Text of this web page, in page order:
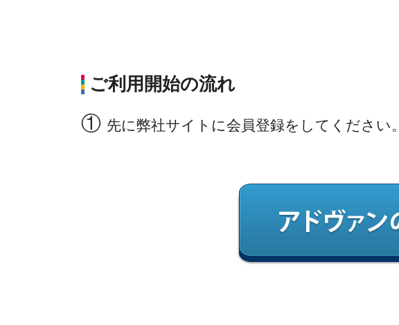
ご利用開始の流れ
① 先に弊社サイトに会員登録をしてください。